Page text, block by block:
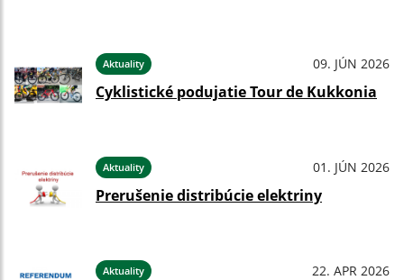
Aktuality 09. JÚN 2026
Cyklistické podujatie Tour de Kukkonia
Aktuality 01. JÚN 2026
Prerušenie distribúcie elektriny
Aktuality 22. APR 2026